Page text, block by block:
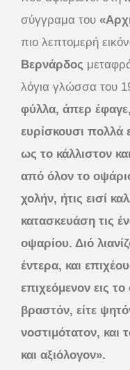
σύγγραμα του
πιο λεπτομερή
Βερνάρδος
λόγια γλώσσα του
φύλλα, άπερ
ευρίσκουσι πολλά
ως το κάλλιστον
από όλον το
χολήν, ήτις εισί
κατασκευάση τις
οψαρίου. Διό
έντερα, και
επιχεόμενον εις
βραστόν, είτε
νοστιμότατον, και
και αξιόλογον».